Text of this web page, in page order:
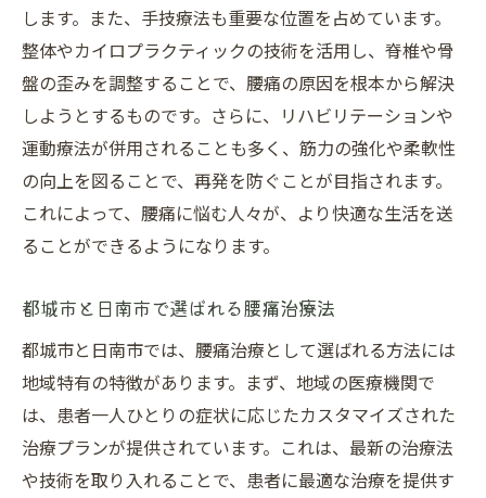
します。また、手技療法も重要な位置を占めています。
整体やカイロプラクティックの技術を活用し、脊椎や骨
盤の歪みを調整することで、腰痛の原因を根本から解決
しようとするものです。さらに、リハビリテーションや
運動療法が併用されることも多く、筋力の強化や柔軟性
の向上を図ることで、再発を防ぐことが目指されます。
これによって、腰痛に悩む人々が、より快適な生活を送
ることができるようになります。
都城市と日南市で選ばれる腰痛治療法
都城市と日南市では、腰痛治療として選ばれる方法には
地域特有の特徴があります。まず、地域の医療機関で
は、患者一人ひとりの症状に応じたカスタマイズされた
治療プランが提供されています。これは、最新の治療法
や技術を取り入れることで、患者に最適な治療を提供す